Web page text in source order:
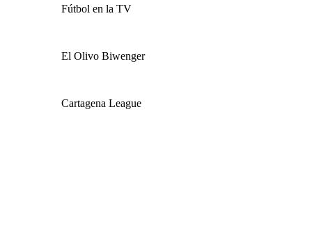
Fútbol en la TV
El Olivo Biwenger
Cartagena League